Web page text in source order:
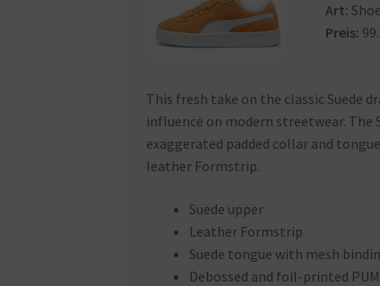
Art:
Preis:
This fresh take on the classic Suede
influence on modern streetwear. The
exaggerated padded collar and
leather Formstrip.
Suede upper
Leather Formstrip
Suede tongue with mesh
Debossed and foil-printed